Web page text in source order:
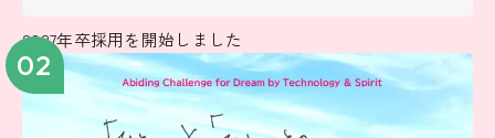
2027年卒採用を開始しました
02